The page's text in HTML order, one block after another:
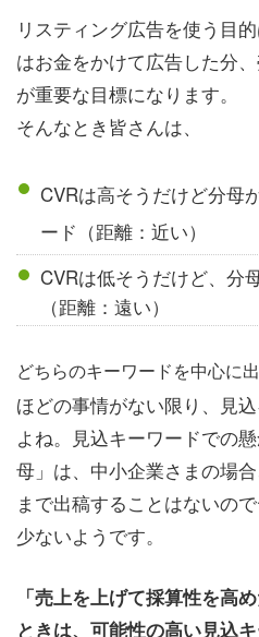
リスティング広告を使う目
はお金をかけて広告した分
が重要な目標になります。
そんなとき皆さんは、
CVRは高そうだけど分母
ード（距離：近い）
CVRは低そうだけど、分
（距離：遠い）
どちらのキーワードを中心に
ほどの事情がない限り、見
よね。見込キーワードでの
母」は、中小企業さまの場
まで出稿することはないの
少ないようです。
「売上を上げて採算性を高
ときは、可能性の高い見込